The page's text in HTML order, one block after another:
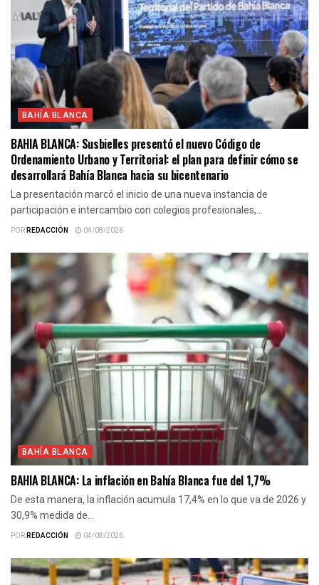
BAHÍA BLANCA
BAHIA BLANCA: Susbielles presentó el nuevo Código de
Ordenamiento Urbano y Territorial: el plan para definir cómo se
desarrollará Bahía Blanca hacia su bicentenario
La presentación marcó el inicio de una nueva instancia de
participación e intercambio con colegios profesionales,...
PORREDACCIÓN 04/08/2026
BAHÍA BLANCA
BAHIA BLANCA: La inflación en Bahía Blanca fue del 1,7%
De esta manera, la inflación acumula 17,4% en lo que va de 2026 y
30,9% medida de...
PORREDACCIÓN 04/08/2026